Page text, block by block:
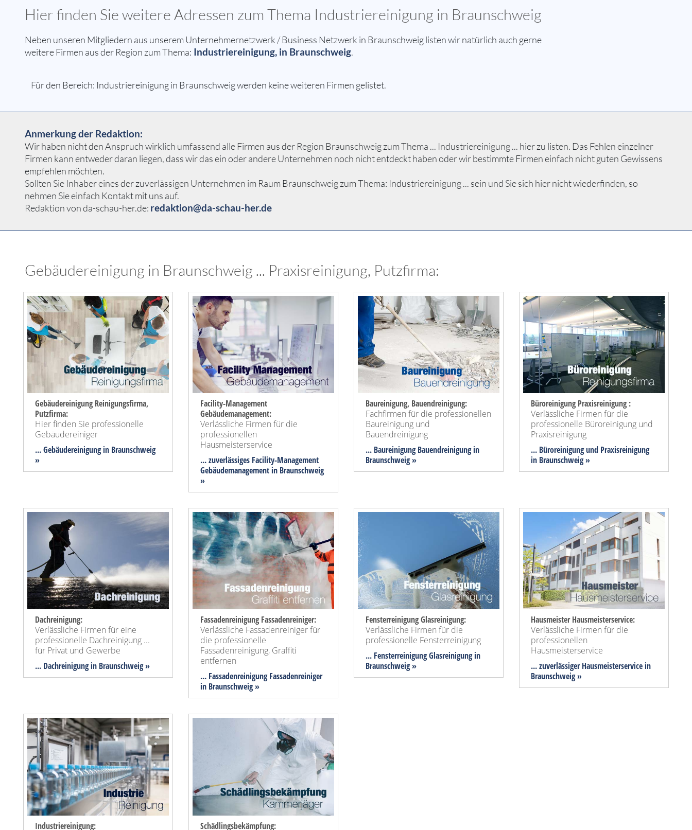
Hier finden Sie weitere Adressen zum Thema Industriereinigung in Braunschweig
Neben unseren Mitgliedern aus unserem Unternehmernetzwerk / Business Netzwerk in Braunschweig listen wir natürlich auch gerne
weitere Firmen aus der Region zum Thema: Industriereinigung, in Braunschweig.
Für den Bereich: Industriereinigung in Braunschweig werden keine weiteren Firmen gelistet.
Anmerkung der Redaktion:
Wir haben nicht den Anspruch wirklich umfassend alle Firmen aus der Region Braunschweig zum Thema ... Industriereinigung ... hier zu listen. Das Fehlen einzelner
Firmen kann entweder daran liegen, dass wir das ein oder andere Unternehmen noch nicht entdeckt haben oder wir bestimmte Firmen einfach nicht guten Gewissens
empfehlen möchten.
Sollten Sie Inhaber eines der zuverlässigen Unternehmen im Raum Braunschweig zum Thema: Industriereinigung ... sein und Sie sich hier nicht wiederfinden, so
nehmen Sie einfach Kontakt mit uns auf.
Redaktion von da-schau-her.de: redaktion@da-schau-her.de
Gebäudereinigung in Braunschweig ... Praxisreinigung, Putzfirma:
Gebäudereinigung Reinigungsfirma,
Putzfirma:
Hier finden Sie professionelle
Gebäudereiniger
... Gebäudereinigung in Braunschweig
»
Facility-Management
Gebäudemanagement:
Verlässliche Firmen für die
professionellen
Hausmeisterservice
... zuverlässiges Facility-Management
Gebäudemanagement in Braunschweig
»
Baureinigung, Bauendreinigung:
Fachfirmen für die professionellen
Baureinigung und
Bauendreinigung
... Baureinigung Bauendreinigung in
Braunschweig »
Büroreinigung Praxisreinigung :
Verlässliche Firmen für die
professionelle Büroreinigung und
Praxisreinigung
... Büroreinigung und Praxisreinigung
in Braunschweig »
Dachreinigung:
Verlässliche Firmen für eine
professionelle Dachreinigung ...
für Privat und Gewerbe
... Dachreinigung in Braunschweig »
Fassadenreinigung Fassadenreiniger:
Verlässliche Fassadenreiniger für
die professionelle
Fassadenreinigung, Graffiti
entfernen
... Fassadenreinigung Fassadenreiniger
in Braunschweig »
Fensterreinigung Glasreinigung:
Verlässliche Firmen für die
professionelle Fensterreinigung
... Fensterreinigung Glasreinigung in
Braunschweig »
Hausmeister Hausmeisterservice:
Verlässliche Firmen für die
professionellen
Hausmeisterservice
... zuverlässiger Hausmeisterservice in
Braunschweig »
Industriereinigung: Schädlingsbekämpfung: